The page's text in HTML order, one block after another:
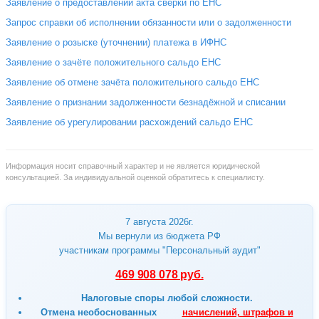
7 августа 2026г.
Мы вернули из бюджета РФ
участникам программы "Персональный аудит"
469 908 078 руб.
Налоговые споры любой сложности.
Отмена необоснованных начислений, штрафов и
Заявление о предоставлении акта сверки по ЕНС
Запрос справки об исполнении обязанности или о задолженности
Заявление о розыске (уточнении) платежа в ИФНС
Заявление о зачёте положительного сальдо ЕНС
Заявление об отмене зачёта положительного сальдо ЕНС
Заявление о признании задолженности безнадёжной и списании
Заявление об урегулировании расхождений сальдо ЕНС
Информация носит справочный характер и не является юридической
консультацией. За индивидуальной оценкой обратитесь к специалисту.